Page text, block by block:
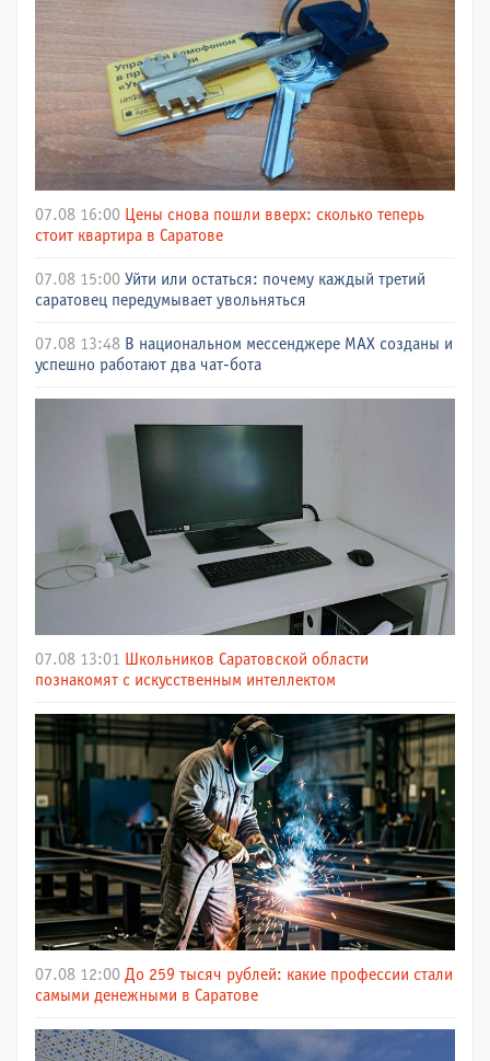
07.08 16:00 Цены снова пошли вверх: сколько теперь
стоит квартира в Саратове
07.08 15:00 Уйти или остаться: почему каждый третий
саратовец передумывает увольняться
07.08 13:48 В национальном мессенджере МАХ созданы и
успешно работают два чат-бота
07.08 13:01
Школьников Саратовской области
познакомят с искусственным интеллектом
07.08 12:00 До 259 тысяч рублей: какие профессии стали
самыми денежными в Саратове